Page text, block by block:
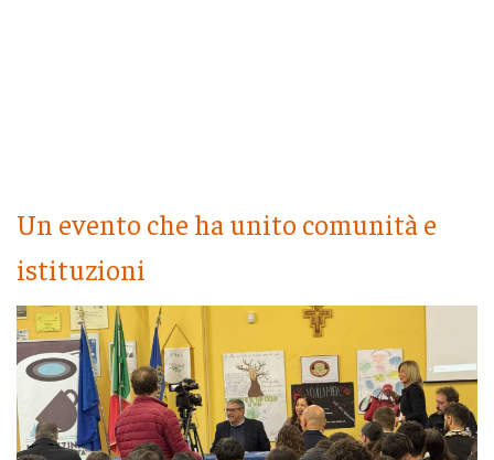
Un evento che ha unito comunità e
istituzioni